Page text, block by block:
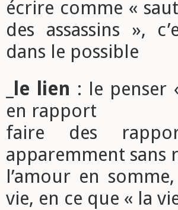
écrire comme «
des assassins »,
dans le possible
le lien : le penser
en rapport
faire des
apparemment sans
l’amour en
vie, en ce que « la